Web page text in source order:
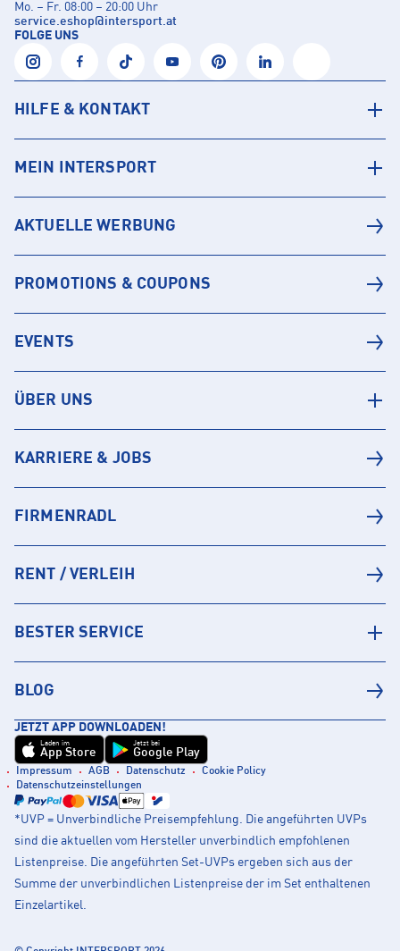
Mo. – Fr. 08:00 – 20:00 Uhr
service.eshop@intersport.at
FOLGE UNS
HILFE & KONTAKT
MEIN INTERSPORT
AKTUELLE WERBUNG
PROMOTIONS & COUPONS
EVENTS
ÜBER UNS
KARRIERE & JOBS
FIRMENRADL
RENT / VERLEIH
BESTER SERVICE
BLOG
JETZT APP DOWNLOADEN!
Laden im
App Store
Jetzt bei
Google Play
Impressum AGB Datenschutz
Cookie Policy
Datenschutzeinstellungen
*UVP = Unverbindliche Preisempfehlung. Die angeführten UVPs
sind die aktuellen vom Hersteller unverbindlich empfohlenen
Listenpreise. Die angeführten Set-UVPs ergeben sich aus der
Summe der unverbindlichen Listenpreise der im Set enthaltenen
Einzelartikel.